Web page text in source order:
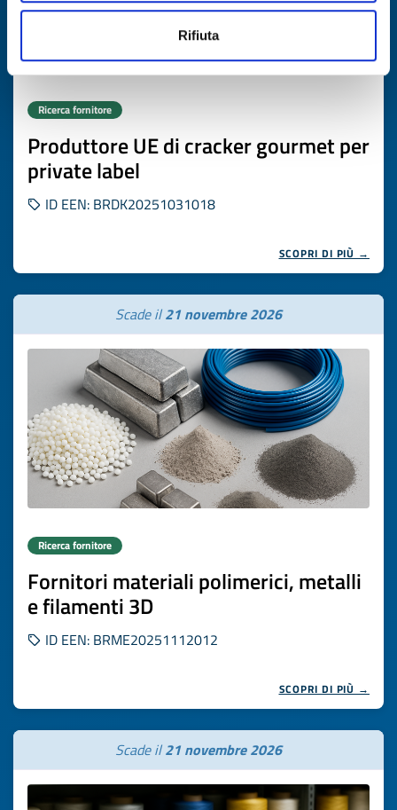
Rifiuta
Ricerca fornitore
Produttore UE di cracker gourmet per
private label
ID EEN: BRDK20251031018
SCOPRI DI PIÙ →
Scade il21 novembre 2026
Ricerca fornitore
Fornitori materiali polimerici, metalli
e filamenti 3D
ID EEN: BRME20251112012
SCOPRI DI PIÙ →
Scade il21 novembre 2026